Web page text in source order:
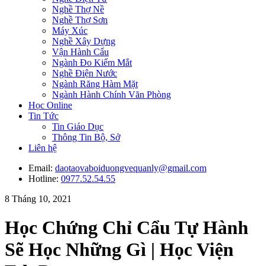
Nghề Thợ Nề
Nghề Thợ Sơn
Máy Xúc
Nghề Xây Dựng
Vận Hành Cẩu
Ngành Đo Kiểm Mắt
Nghề Điện Nước
Ngành Răng Hàm Mặt
Ngành Hành Chính Văn Phòng
Học Online
Tin Tức
Tin Giáo Dục
Thông Tin Bộ, Sở
Liên hệ
Email: daotaovaboiduongvequanly@gmail.com
Hotline: 0977.52.54.55
8 Tháng 10, 2021
Học Chứng Chỉ Cẩu Tự Hành
Sẽ Học Những Gì | Học Viện